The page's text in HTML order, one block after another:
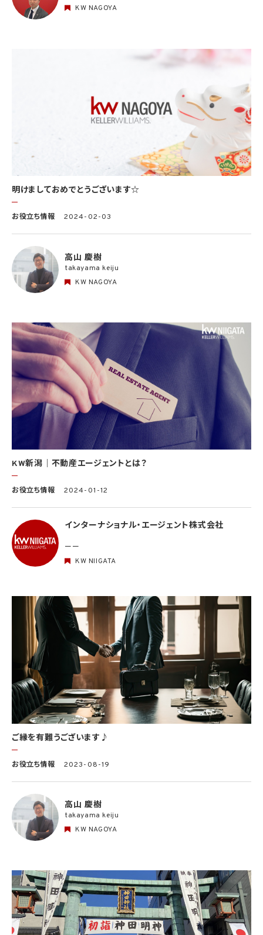
KW NAGOYA
明けましておめでとうございます☆
お役立ち情報 2024-02-03
高山 慶樹
takayama keiju
KW NAGOYA
KW新潟｜不動産エージェントとは？
お役立ち情報 2024-01-12
インターナショナル・エージェント株式会社
ーー
KW NIIGATA
ご縁を有難うございます♪
お役立ち情報 2023-08-19
高山 慶樹
takayama keiju
KW NAGOYA